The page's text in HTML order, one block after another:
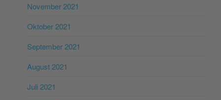
November 2021
Oktober 2021
September 2021
August 2021
Juli 2021